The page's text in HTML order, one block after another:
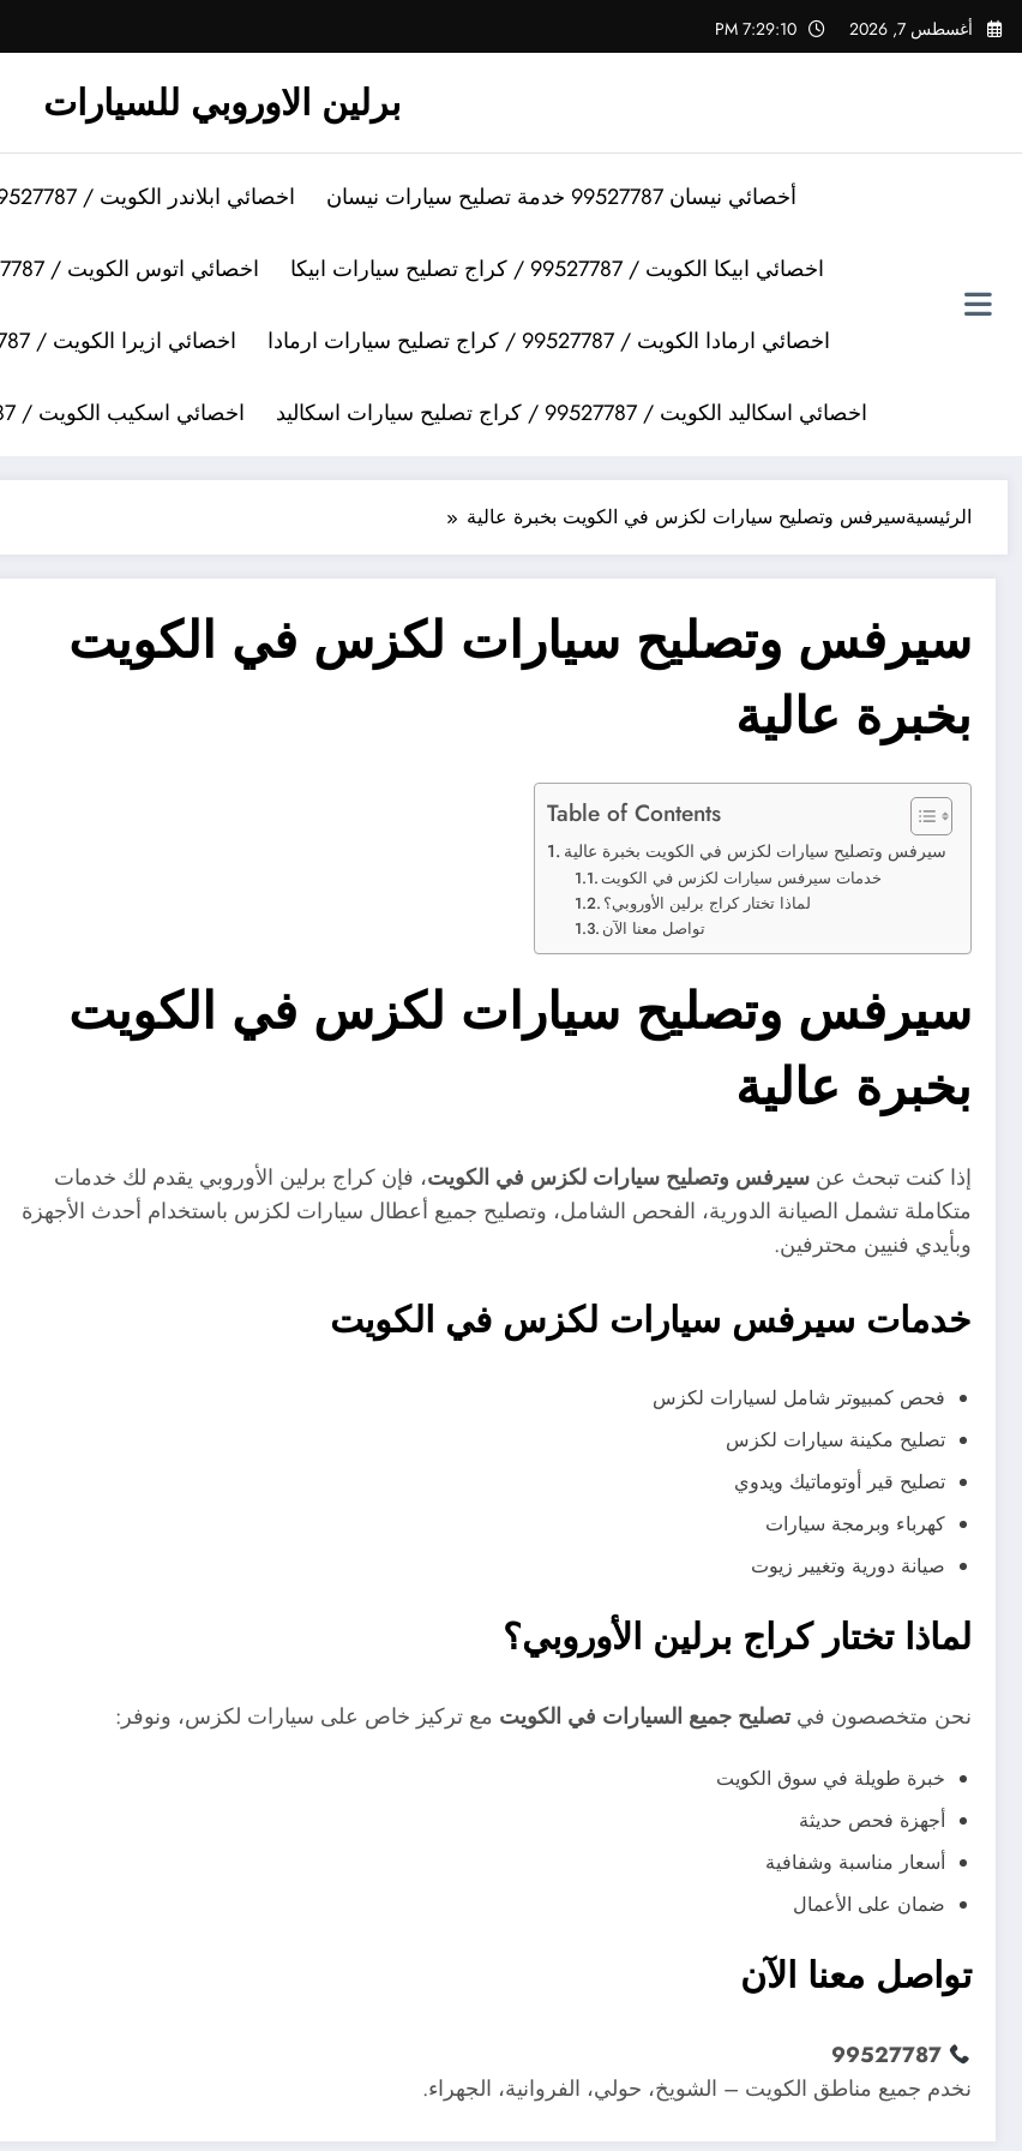
التجاوز
إلى
أغسطس 7, 2026 7:29:10 PM
برلين الاوروبي للسيارات
أخصائي نيسان 99527787 خدمة تصليح سيارات نيسان اخصائي ابلاندر الكويت / 99527787 / كراج تصليح سيارات ابلاندر
اخصائي ابيكا الكويت / 99527787 / كراج تصليح سيارات ابيكا اخصائي اتوس الكويت / 99527787 / كراج تصليح سيارات اتوس
اخصائي ارمادا الكويت / 99527787 / كراج تصليح سيارات ارمادا اخصائي ازيرا الكويت / 99527787 / كراج تصليح سيارات ازيرا
اخصائي اسكاليد الكويت / 99527787 / كراج تصليح سيارات اسكاليد اخصائي اسكيب الكويت / 99527787 / كراج تصليح سيارات اسكيب
الرئيسيةسيرفس وتصليح سيارات لكزس في الكويت بخبرة عالية
سيرفس وتصليح سيارات لكزس في الكويت
بخبرة عالية
Table of Contents
سيرفس وتصليح سيارات لكزس في الكويت بخبرة عالية
خدمات سيرفس سيارات لكزس في الكويت
لماذا تختار كراج برلين الأوروبي؟
تواصل معنا الآن
سيرفس وتصليح سيارات لكزس في الكويت
بخبرة عالية
إذا كنت تبحث عن سيرفس وتصليح سيارات لكزس في الكويت، فإن كراج برلين الأوروبي يقدم لك خدمات
متكاملة تشمل الصيانة الدورية، الفحص الشامل، وتصليح جميع أعطال سيارات لكزس باستخدام أحدث الأجهزة
وبأيدي فنيين محترفين.
خدمات سيرفس سيارات لكزس في الكويت
فحص كمبيوتر شامل لسيارات لكزس
تصليح مكينة سيارات لكزس
تصليح قير أوتوماتيك ويدوي
كهرباء وبرمجة سيارات
صيانة دورية وتغيير زيوت
لماذا تختار كراج برلين الأوروبي؟
نحن متخصصون فيتصليح جميع السيارات في الكويت مع تركيز خاص على سيارات لكزس، ونوفر:
خبرة طويلة في سوق الكويت
أجهزة فحص حديثة
أسعار مناسبة وشفافية
ضمان على الأعمال
تواصل معنا الآن
99527787
نخدم جميع مناطق الكويت – الشويخ، حولي، الفروانية، الجهراء.